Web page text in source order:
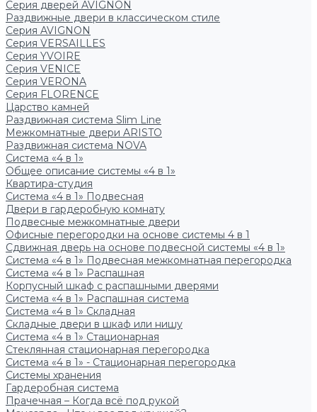
Серия дверей AVIGNON
Раздвижные двери в классическом стиле
Серия AVIGNON
Серия VERSAILLES
Серия YVOIRE
Серия VENICE
Серия VERONA
Серия FLORENCE
Царство камней
Раздвижная система Slim Line
Межкомнатные двери ARISTO
Раздвижная система NOVA
Система «4 в 1»
Общее описание системы «4 в 1»
Квартира-студия
Система «4 в 1» Подвесная
Двери в гардеробную комнату
Подвесные межкомнатные двери
Офисные перегородки на основе системы 4 в 1
Сдвижная дверь на основе подвесной системы «4 в 1»
Система «4 в 1» Подвесная межкомнатная перегородка
Система «4 в 1» Распашная
Корпусный шкаф с распашными дверями
Система «4 в 1» Распашная система
Система «4 в 1» Складная
Складные двери в шкаф или нишу
Система «4 в 1» Стационарная
Стеклянная стационарная перегородка
Система «4 в 1» - Стационарная перегородка
Системы хранения
Гардеробная система
Прачечная – Когда всё под рукой